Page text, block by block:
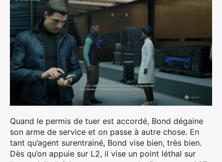
Quand le permis de tuer est accordé, Bond dégaine
son arme de service et on passe à autre chose. En
tant qu’agent surentrainé, Bond vise bien, très bien.
Dès qu’on appuie sur L2, il vise un point léthal sur